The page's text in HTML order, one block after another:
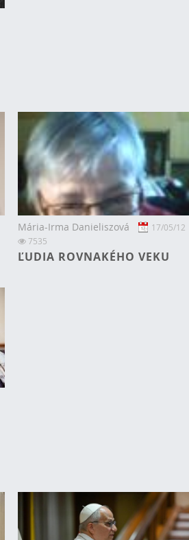
Mária-Irma Danieliszová
17/05/12
7535
ĽUDIA ROVNAKÉHO VEKU